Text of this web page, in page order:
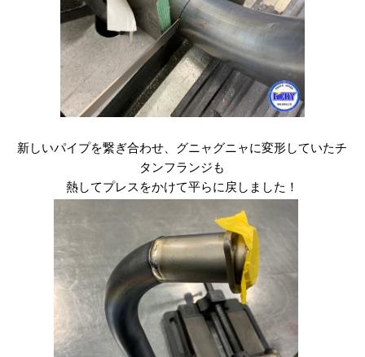
新しいパイプを繋ぎ合わせ、グニャグニャに変形していたチ
タンフランジも
熱してプレスをかけて平らに戻しました！